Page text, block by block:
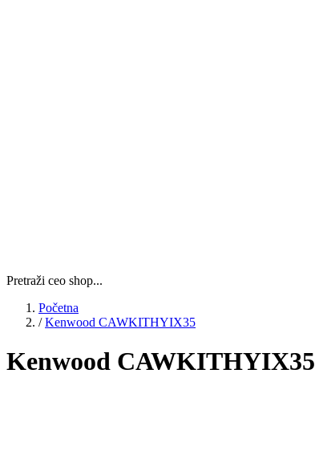
Pretraži ceo shop...
Početna
/ Kenwood CAWKITHYIX35
Kenwood CAWKITHYIX35